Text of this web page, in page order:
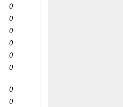
0
0
0
0
0
0
0
0